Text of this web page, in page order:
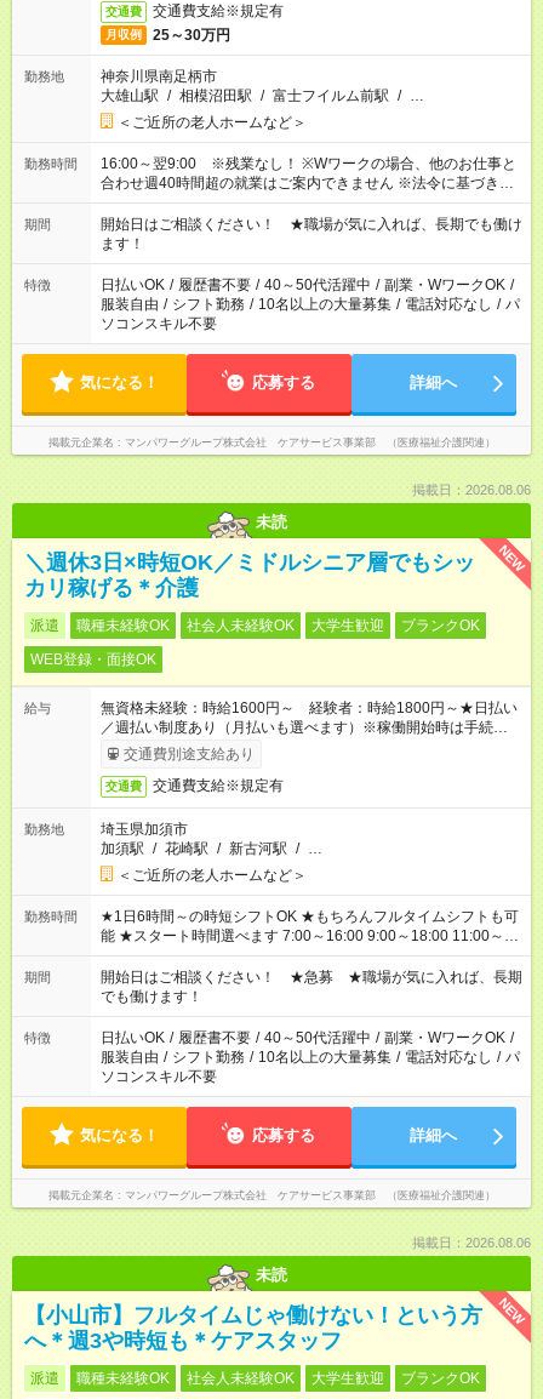
交通費 交通費支給※規定有
月収例 25～30万円
勤務地
神奈川県南足柄市
大雄山駅 / 相模沼田駅 / 富士フイルム前駅 / …
＜ご近所の老人ホームなど＞
勤務時間
16:00～翌9:00 ※残業なし！ ※Wワークの場合、他のお仕事と
合わせ週40時間超の就業はご案内できません ※法令に基づき、
週20時間以上勤務は社会保険への加入対象となります ※労働者
派遣法（日雇い派遣の原則禁止）により、短時間・短期間の就
業はご案内が難しい場合があります
期間
開始日はご相談ください！ ★職場が気に入れば、長期でも働け
ます！
特徴 日払いOK / 履歴書不要 / 40～50代活躍中 / 副業・WワークOK /
服装自由 / シフト勤務 / 10名以上の大量募集 / 電話対応なし / パ
ソコンスキル不要
気になる！ 応募する 詳細へ
掲載元企業名 マンパワーグループ株式会社 ケアサービス事業部 （医療福祉介護関連）
掲載日：2026.08.06
未読
NEW
＼週休3日×時短OK／ミドルシニア層でもシッ
カリ稼げる＊介護
派遣 職種未経験OK 社会人未経験OK 大学生歓迎
ブランクOK
WEB登録・面接OK
給与
無資格未経験：時給1600円～ 経験者：時給1800円～★日払い
／週払い制度あり（月払いも選べます）※稼働開始時は手続き完
了次第のお支払いとなります。
交通費別途支給あり
交通費 交通費支給※規定有
勤務地
埼玉県加須市
加須駅 / 花崎駅 / 新古河駅 / …
＜ご近所の老人ホームなど＞
勤務時間
★1日6時間～の時短シフトOK ★もちろんフルタイムシフトも可
能 ★スタート時間選べます 7:00～16:00 9:00～18:00 11:00～
20:00 など 残業なし！ ※Wワークの場合、他のお仕事と合わせ
週40時間超の就業はご案内できません ※法令に基づき、週20時
間以上勤務は社会保険への加入対象となります ※労働者派遣法
（日雇い派遣の原則禁止）により、短時間・短期間の就業はご
案内が難しい場合があります
期間
開始日はご相談ください！ ★急募 ★職場が気に入れば、長期
でも働けます！
特徴 日払いOK / 履歴書不要 / 40～50代活躍中 / 副業・WワークOK /
服装自由 / シフト勤務 / 10名以上の大量募集 / 電話対応なし / パ
ソコンスキル不要
気になる！ 応募する 詳細へ
掲載元企業名 マンパワーグループ株式会社 ケアサービス事業部 （医療福祉介護関連）
掲載日：2026.08.06
未読
NEW
【小山市】フルタイムじゃ働けない！という方
へ＊週3や時短も＊ケアスタッフ
派遣 職種未経験OK 社会人未経験OK 大学生歓迎 ブランクOK